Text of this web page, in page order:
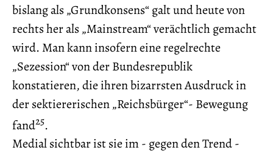
bislang als „Grundkonsens“ galt und heute von
rechts her als „Mainstream“ verächtlich gemacht
wird. Man kann insofern eine regelrechte
„Sezession“ von der Bundesrepublik
konstatieren, die ihren bizarrsten Ausdruck in
der sektiererischen „Reichsbürger“- Bewegung
fand25.
Medial sichtbar ist sie im - gegen den Trend -